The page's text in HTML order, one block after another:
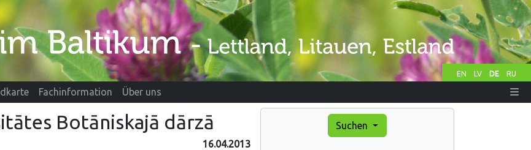
EN LV DE RU
Fachinformation Über uns
Botāniskajā dārzā
16.04.2013
Suchen